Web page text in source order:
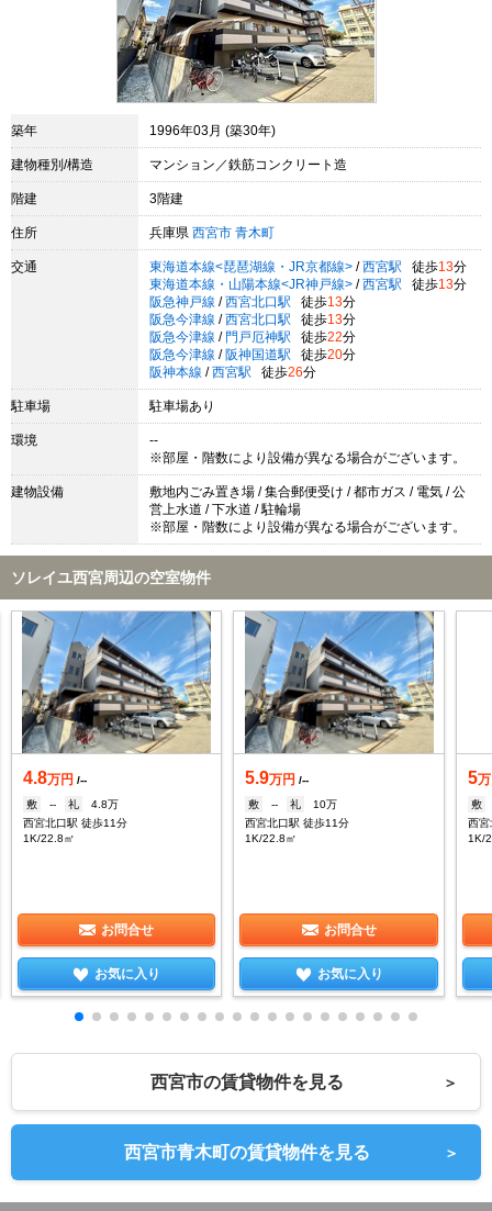
築年 1996年03月 (築30年)
建物種別/構造 マンション／鉄筋コンクリート造
階建 3階建
住所 兵庫県 西宮市 青木町
交通 東海道本線<琵琶湖線・JR京都線> / 西宮駅 徒歩13分
東海道本線・山陽本線<JR神戸線> / 西宮駅 徒歩13分
阪急神戸線 / 西宮北口駅 徒歩13分
阪急今津線 / 西宮北口駅 徒歩13分
阪急今津線 / 門戸厄神駅 徒歩22分
阪急今津線 / 阪神国道駅 徒歩20分
阪神本線 / 西宮駅 徒歩26分
駐車場 駐車場あり
環境
--
※部屋・階数により設備が異なる場合がございます。
建物設備
敷地内ごみ置き場 / 集合郵便受け / 都市ガス / 電気 / 公
営上水道 / 下水道 / 駐輪場
※部屋・階数により設備が異なる場合がございます。
ソレイユ西宮周辺の空室物件
4.8万円 /--
敷
-- 礼
4.8万
西宮北口駅 徒歩11分
1K/22.8㎡
お問合せ
お気に入り
5.9万円 /--
敷
-- 礼
10万
西宮北口駅 徒歩11分
1K/22.8㎡
お問合せ
お気に入り
5
敷
西
1K/
西宮市の賃貸物件を見る ＞
西宮市青木町の賃貸物件を見る ＞